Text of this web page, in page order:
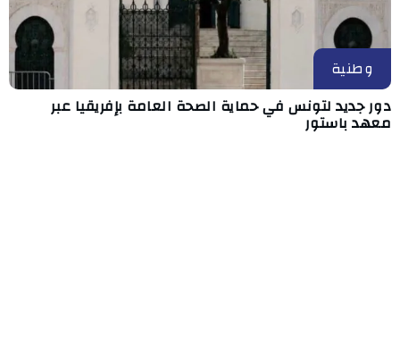
وطنية
دور جديد لتونس في حماية الصحة العامة بإفريقيا عبر
معهد باستور